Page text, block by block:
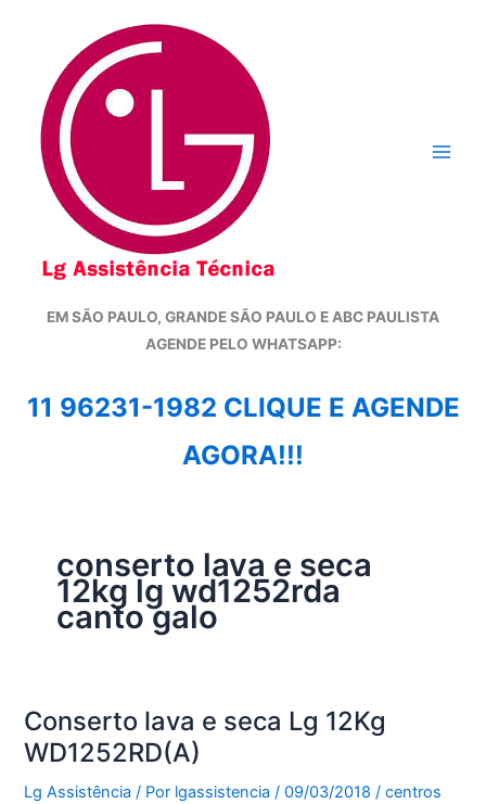
conteúdo
EM SÃO PAULO, GRANDE SÃO PAULO E ABC PAULISTA
AGENDE PELO WHATSAPP:
11 96231-1982 CLIQUE E AGENDE
AGORA!!!
conserto lava e seca
12kg lg wd1252rda
canto galo
Conserto lava e seca Lg 12Kg
WD1252RD(A)
Lg Assistência / Por lgassistencia/09/03/2018 /centros